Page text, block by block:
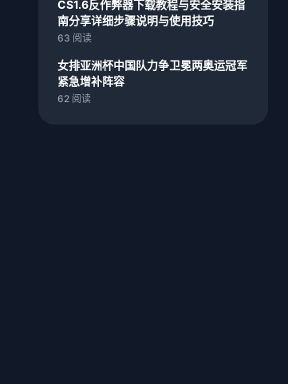
CS1.6反作弊器下载教程与安全安装指
南分享详细步骤说明与使用技巧
63 阅读
女排亚洲杯中国队力争卫冕两奥运冠军
紧急增补阵容
62 阅读